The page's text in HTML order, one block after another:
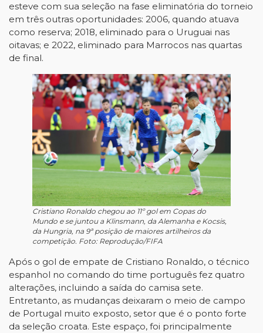
esteve com sua seleção na fase eliminatória do torneio
em três outras oportunidades: 2006, quando atuava
como reserva; 2018, eliminado para o Uruguai nas
oitavas; e 2022, eliminado para Marrocos nas quartas
de final.
Cristiano Ronaldo chegou ao 11º gol em Copas do
Mundo e se juntou a Klinsmann, da Alemanha e Kocsis,
da Hungria, na 9ª posição de maiores artilheiros da
competição. Foto: Reprodução/FIFA
Após o gol de empate de Cristiano Ronaldo, o técnico
espanhol no comando do time português fez quatro
alterações, incluindo a saída do camisa sete.
Entretanto, as mudanças deixaram o meio de campo
de Portugal muito exposto, setor que é o ponto forte
da seleção croata. Este espaço, foi principalmente